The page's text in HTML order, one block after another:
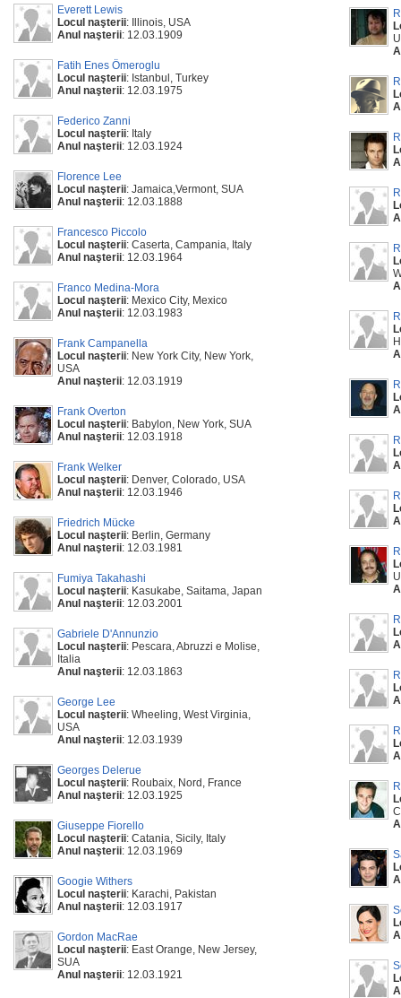
Everett Lewis
Locul naşterii: Illinois, USA
Anul naşterii: 12.03.1909
Fatih Enes Ömeroglu
Locul naşterii: Istanbul, Turkey
Anul naşterii: 12.03.1975
Federico Zanni
Locul naşterii: Italy
Anul naşterii: 12.03.1924
Florence Lee
Locul naşterii: Jamaica,Vermont, SUA
Anul naşterii: 12.03.1888
Francesco Piccolo
Locul naşterii: Caserta, Campania, Italy
Anul naşterii: 12.03.1964
Franco Medina-Mora
Locul naşterii: Mexico City, Mexico
Anul naşterii: 12.03.1983
Frank Campanella
Locul naşterii: New York City, New York,
USA
Anul naşterii: 12.03.1919
Frank Overton
Locul naşterii: Babylon, New York, SUA
Anul naşterii: 12.03.1918
Frank Welker
Locul naşterii: Denver, Colorado, USA
Anul naşterii: 12.03.1946
Friedrich Mücke
Locul naşterii: Berlin, Germany
Anul naşterii: 12.03.1981
Fumiya Takahashi
Locul naşterii: Kasukabe, Saitama, Japan
Anul naşterii: 12.03.2001
Gabriele D'Annunzio
Locul naşterii: Pescara, Abruzzi e Molise,
Italia
Anul naşterii: 12.03.1863
George Lee
Locul naşterii: Wheeling, West Virginia,
USA
Anul naşterii: 12.03.1939
Georges Delerue
Locul naşterii: Roubaix, Nord, France
Anul naşterii: 12.03.1925
Giuseppe Fiorello
Locul naşterii: Catania, Sicily, Italy
Anul naşterii: 12.03.1969
Googie Withers
Locul naşterii: Karachi, Pakistan
Anul naşterii: 12.03.1917
Gordon MacRae
Locul naşterii: East Orange, New Jersey,
SUA
Anul naşterii: 12.03.1921